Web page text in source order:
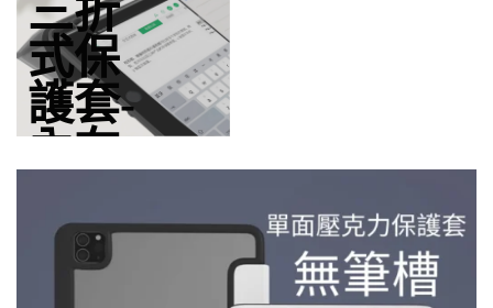
三折
式保
護套-
內在
成型黑色
軟殼 裝缷
簡單，使